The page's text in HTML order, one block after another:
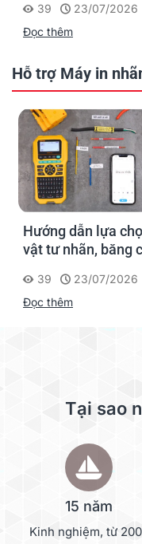
Supvan G15M Pro
39
23/07/2026
Đọc thêm
Hỗ trợ Máy in
Hướng dẫn lựa
vật tư nhãn, băng
Supvan G15M Pro
39
23/07/2026
Đọc thêm
Tại sao
15 năm
Kinh nghiệm, từ